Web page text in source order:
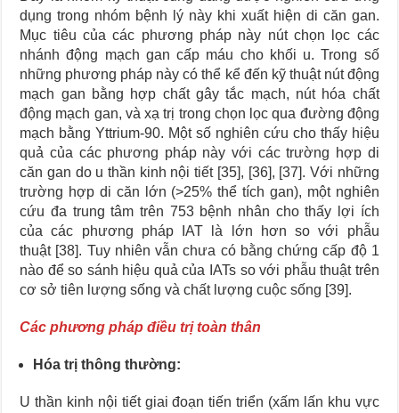
dụng trong nhóm bệnh lý này khi xuất hiện di căn gan.
Mục tiêu của các phương pháp này nút chọn lọc các
nhánh động mạch gan cấp máu cho khối u. Trong số
những phương pháp này có thể kể đến kỹ thuật nút động
mạch gan bằng hợp chất gây tắc mạch, nút hóa chất
động mạch gan, và xạ trị trong chọn lọc qua đường động
mạch bằng Yttrium-90. Một số nghiên cứu cho thấy hiệu
quả của các phương pháp này với các trường hợp di
căn gan do u thần kinh nội tiết [35], [36], [37]. Với những
trường hợp di căn lớn (>25% thể tích gan), một nghiên
cứu đa trung tâm trên 753 bệnh nhân cho thấy lợi ích
của các phương pháp IAT là lớn hơn so với phẫu
thuật [38]. Tuy nhiên vẫn chưa có bằng chứng cấp độ 1
nào để so sánh hiệu quả của IATs so với phẫu thuật trên
cơ sở tiên lượng sống và chất lượng cuộc sống [39].
Các phương pháp điều trị toàn thân
Hóa trị thông thường:
U thần kinh nội tiết giai đoạn tiến triển (xấm lấn khu vực